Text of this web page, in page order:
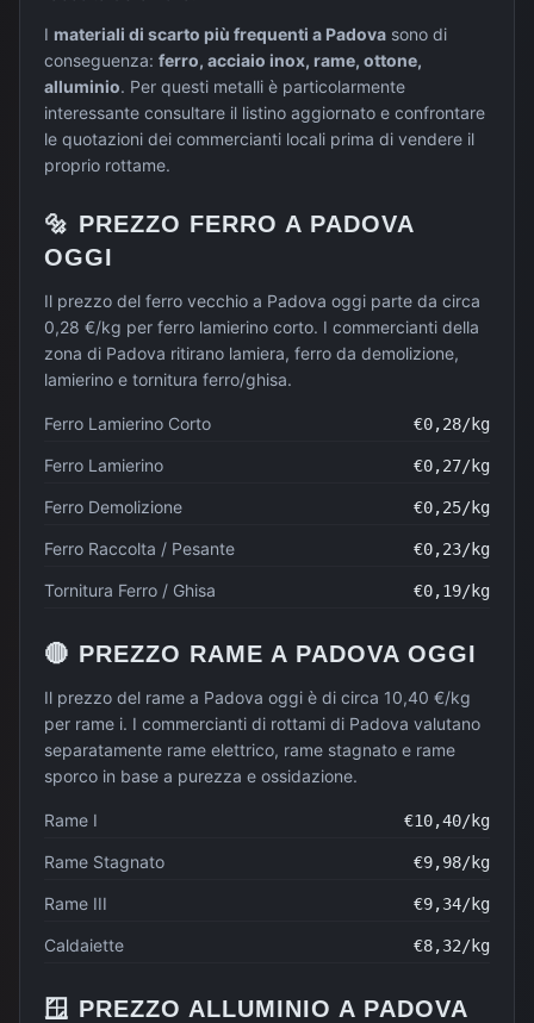
I materiali di scarto più frequenti a Padova sono di
conseguenza: ferro, acciaio inox, rame, ottone,
alluminio. Per questi metalli è particolarmente
interessante consultare il listino aggiornato e confrontare
le quotazioni dei commercianti locali prima di vendere il
proprio rottame.
🔩 PREZZO FERRO A PADOVA
OGGI
Il prezzo del ferro vecchio a Padova oggi parte da circa
0,28 €/kg per ferro lamierino corto. I commercianti della
zona di Padova ritirano lamiera, ferro da demolizione,
lamierino e tornitura ferro/ghisa.
Ferro Lamierino Corto €0,28/kg
Ferro Lamierino €0,27/kg
Ferro Demolizione €0,25/kg
Ferro Raccolta / Pesante €0,23/kg
Tornitura Ferro / Ghisa €0,19/kg
🔴 PREZZO RAME A PADOVA OGGI
Il prezzo del rame a Padova oggi è di circa 10,40 €/kg
per rame i. I commercianti di rottami di Padova valutano
separatamente rame elettrico, rame stagnato e rame
sporco in base a purezza e ossidazione.
Rame I €10,40/kg
Rame Stagnato €9,98/kg
Rame III €9,34/kg
Caldaiette €8,32/kg
🪟 PREZZO ALLUMINIO A PADOVA